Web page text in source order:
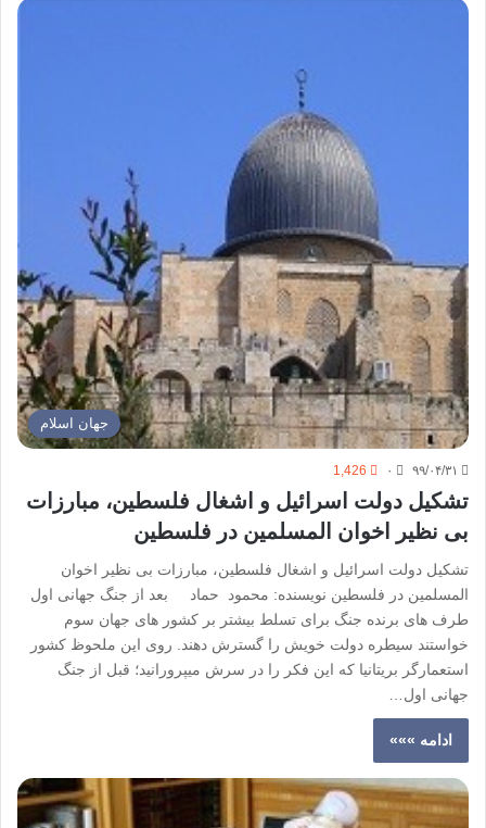
جهان اسلام
۹۹/۰۴/۳۱ ۰ 1,426
تشکیل دولت اسرائیل و اشغال فلسطین، مبارزات
بی نظیر اخوان المسلمین در فلسطین
تشکیل دولت اسرائیل و اشغال فلسطین، مبارزات بی نظیر اخوان
المسلمین در فلسطین نویسنده: محمود حماد بعد از جنگ جهانی اول
طرف های برنده جنگ برای تسلط بیشتر بر کشور های جهان سوم
خواستند سیطره دولت خویش را گسترش دهند. روی این ملحوظ کشور
استعمارگر بریتانیا که این فکر را در سرش میپرورانید؛ قبل از جنگ
جهانی اول…
ادامه »»»